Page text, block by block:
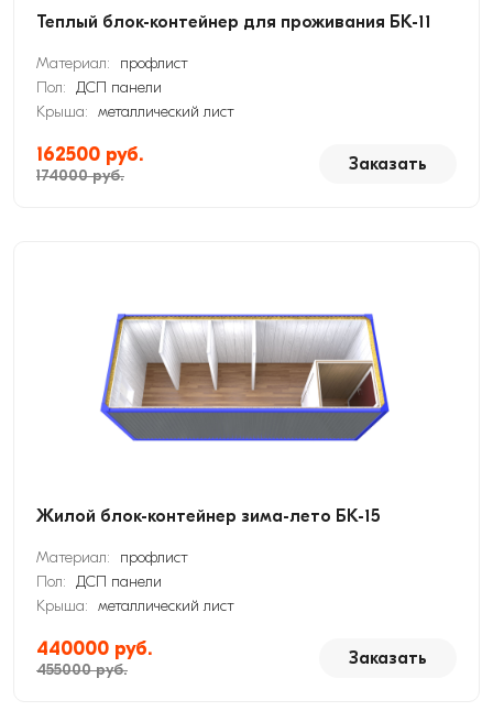
Теплый блок-контейнер для проживания БК-11
Материал:
профлист
Пол: ДСП панели
Крыша: металлический лист
162500 руб.
174000 руб.
Заказать
Жилой блок-контейнер зима-лето БК-15
Материал:
профлист
Пол: ДСП панели
Крыша: металлический лист
440000 руб.
455000 руб.
Заказать